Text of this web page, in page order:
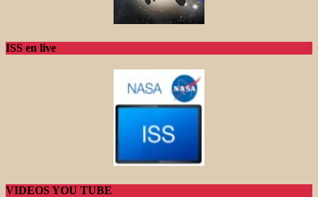
ISS en live
VIDEOS YOU TUBE